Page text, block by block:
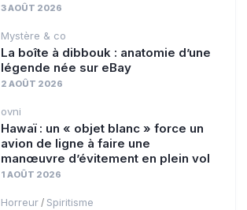
3 AOÛT 2026
Mystère & co
La boîte à dibbouk : anatomie d’une
légende née sur eBay
2 AOÛT 2026
ovni
Hawaï : un « objet blanc » force un
avion de ligne à faire une
manœuvre d’évitement en plein vol
1 AOÛT 2026
Horreur / Spiritisme